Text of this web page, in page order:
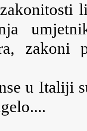
u Italiji